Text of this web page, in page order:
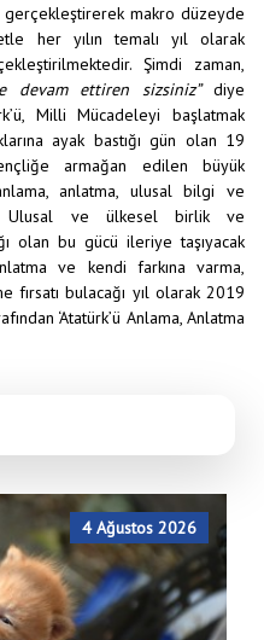
makro düzeyde
her yılın temalı yıl olarak
Şimdi zaman,
devam ettiren sizsiniz”diye
Milli Mücadeleyi başlatmak
ayak bastığı gün olan 19
armağan edilen büyük
anlatma, ulusal bilgi ve
Ulusal ve ülkesel birlik ve
olan bu gücü ileriye taşıyacak
ve kendi farkına varma,
bulacağı yıl olarak 2019
‘Atatürk’ü Anlama, Anlatma
4 Ağustos 2026